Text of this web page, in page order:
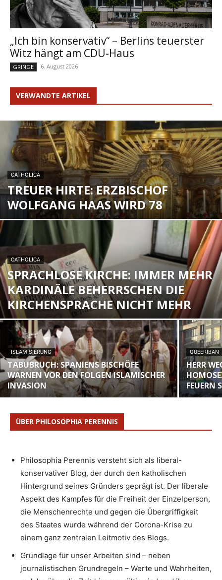
„Ich bin konservativ“ – Berlins teuerster
Witz hängt am CDU-Haus
GRINGE 6. August 2026
VERWANDTE ARTIKEL
CATHOLICA
TREUER HIRTE: ERZBISCHOF
WOLFGANG HAAS WIRD 78
CATHOLICA
SPRACHLOSE KIRCHE: IMMER MEHR
KARDINÄLE BEHERRSCHEN DIE
KIRCHENSPRACHE NICHT MEHR
ISLAMISIERUNG
TABUBRUCH: SPANIENS BISCHÖFE
WARNEN VOR DEN FOLGEN ISLAMISCHER
INVASION
QUEERIBAN
HERR
FEUERN
ÜBER PHILOSOPHIA PERENNIS
Philosophia Perennis versteht sich als liberal-
konservativer Blog, der durch den katholischen
Hintergrund seines Gründers geprägt ist. Der liberale
Aspekt des Kampfes für die Freiheit der Einzelperson,
die Menschenrechte und gegen die Übergriffigkeit
des Staates wurde während der Corona-Krise zu
einem ganz zentralen Leitmotiv des Blogs.
Grundlage für unser Arbeiten sind – neben
journalistischen Grundregeln – Werte und Wahrheiten,